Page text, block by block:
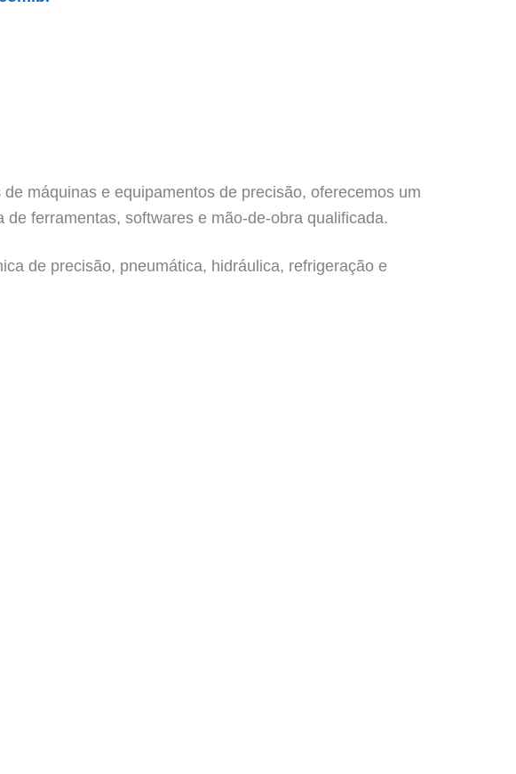
máquinas e equipamentos de precisão, oferecemos um
ferramentas, softwares e mão-de-obra qualificada.
de precisão, pneumática, hidráulica, refrigeração e